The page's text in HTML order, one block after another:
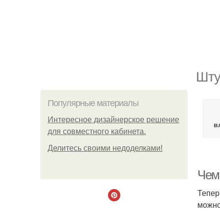
Популярные материалы
Интересное дизайнерское решение
для совместного кабинета.
Делитесь своими недоделками!
Чем